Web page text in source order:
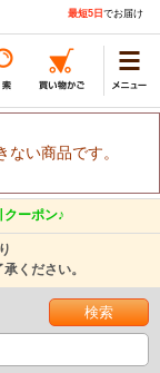
最短5日 でお届け
い商品です。
クーポン♪
ください。